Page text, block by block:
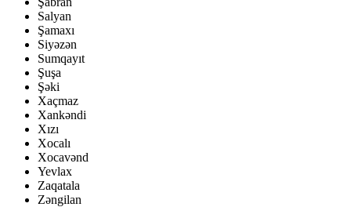
Salyan
Şamaxı
Siyəzən
Sumqayıt
Şuşa
Şəki
Xaçmaz
Xankəndi
Xızı
Xocalı
Xocavənd
Yevlax
Zaqatala
Zəngilan